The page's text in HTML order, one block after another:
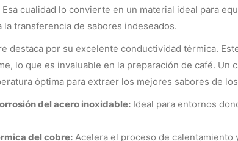
cualidad lo convierte en un material ideal para
la transferencia de sabores indeseados.
destaca por su excelente conductividad térmica.
lo que es invaluable en la preparación de café. Un
óptima para extraer los mejores sabores de
del acero inoxidable:Ideal para entornos
del cobre:Acelera el proceso de calentamiento